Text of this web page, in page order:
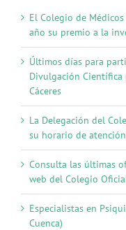
El Colegio de
año su premio a la
Últimos días para
Divulgación Científica
Cáceres
La Delegación del
su horario de
Consulta las últimas
web del Colegio
Especialistas en
Cuenca)